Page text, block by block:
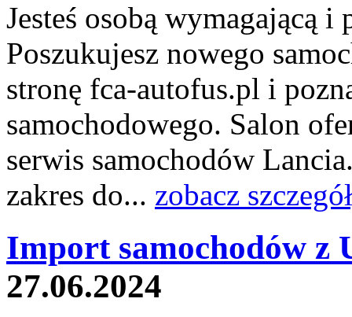
Jesteś osobą wymagającą
Poszukujesz nowego
stronę fca-autofus.pl i
samochodowego. Salon
serwis samochodów
zakres do... zobacz
Import samochodów z
27.06.2024